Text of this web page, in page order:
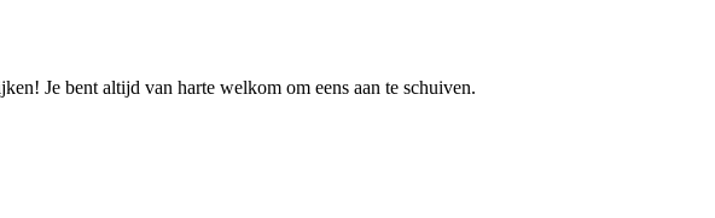
Je bent altijd van harte welkom om eens aan te schuiven.